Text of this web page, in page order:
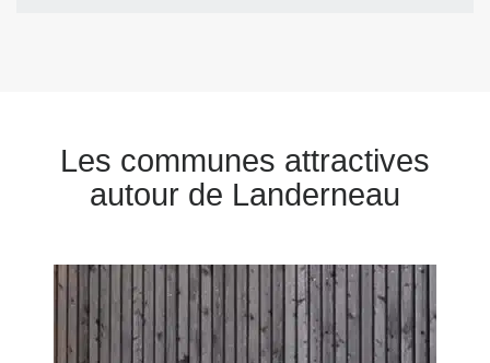
Les communes attractives
autour de Landerneau